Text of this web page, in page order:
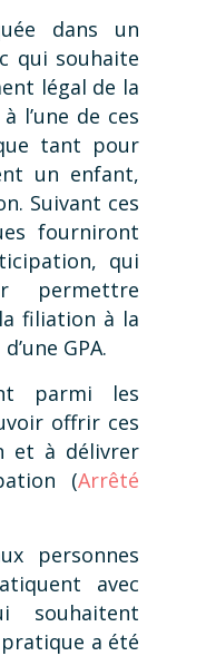
dans un
qui souhaite
légal de la
l’une de ces
tant pour
un enfant,
Suivant ces
fourniront
qui
permettre
filiation à la
GPA.
parmi les
offrir ces
et à délivrer
(Arrêté
personnes
avec
souhaitent
a été